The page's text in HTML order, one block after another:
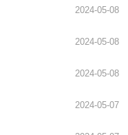
2024-05-08
2024-05-08
2024-05-08
2024-05-07